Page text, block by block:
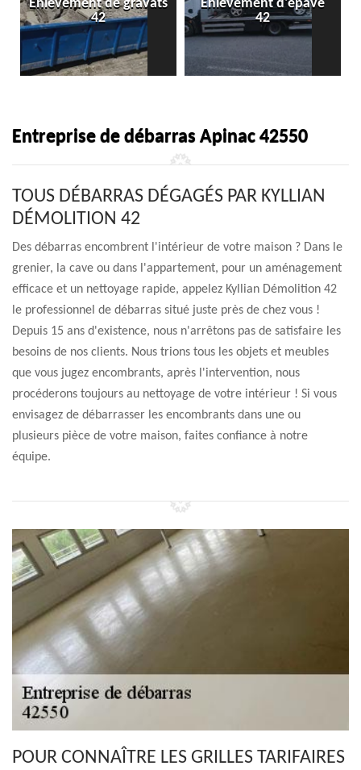
Enlèvement de gravats
42
Enlèvement d'épave
42
Entreprise de débarras Apinac 42550
TOUS DÉBARRAS DÉGAGÉS PAR KYLLIAN
DÉMOLITION 42
Des débarras encombrent l'intérieur de votre maison ? Dans le
grenier, la cave ou dans l'appartement, pour un aménagement
efficace et un nettoyage rapide, appelez Kyllian Démolition 42
le professionnel de débarras situé juste près de chez vous !
Depuis 15 ans d'existence, nous n'arrêtons pas de satisfaire les
besoins de nos clients. Nous trions tous les objets et meubles
que vous jugez encombrants, après l'intervention, nous
procéderons toujours au nettoyage de votre intérieur ! Si vous
envisagez de débarrasser les encombrants dans une ou
plusieurs pièce de votre maison, faites confiance à notre
équipe.
POUR CONNAÎTRE LES GRILLES TARIFAIRES